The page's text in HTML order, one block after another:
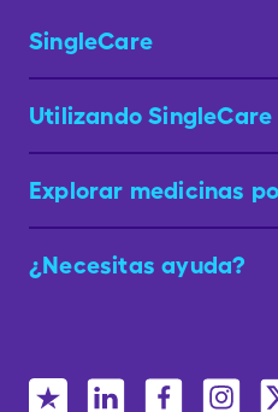
SingleCare
Utilizando SingleCare
Explorar medicinas
¿Necesitas ayuda?